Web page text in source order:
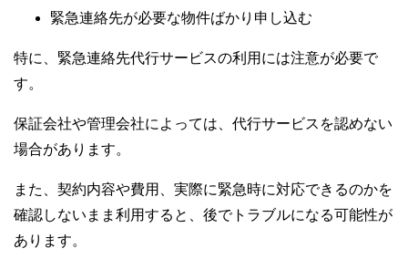
緊急連絡先が必要な物件ばかり申し込む
特に、緊急連絡先代行サービスの利用には注意が必要で
す。
保証会社や管理会社によっては、代行サービスを認めない
場合があります。
また、契約内容や費用、実際に緊急時に対応できるのかを
確認しないまま利用すると、後でトラブルになる可能性が
あります。